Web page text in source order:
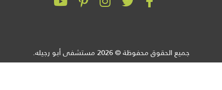
جميع الحقوق محفوظة © 2026 مستشفى أبو رجيله.